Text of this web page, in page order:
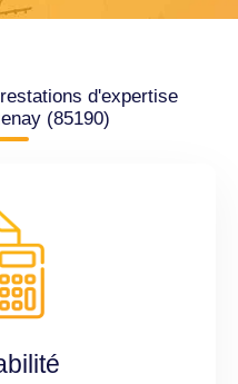
d'expertise
(85190)